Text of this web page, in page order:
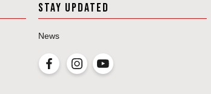
STAY UPDATED
News